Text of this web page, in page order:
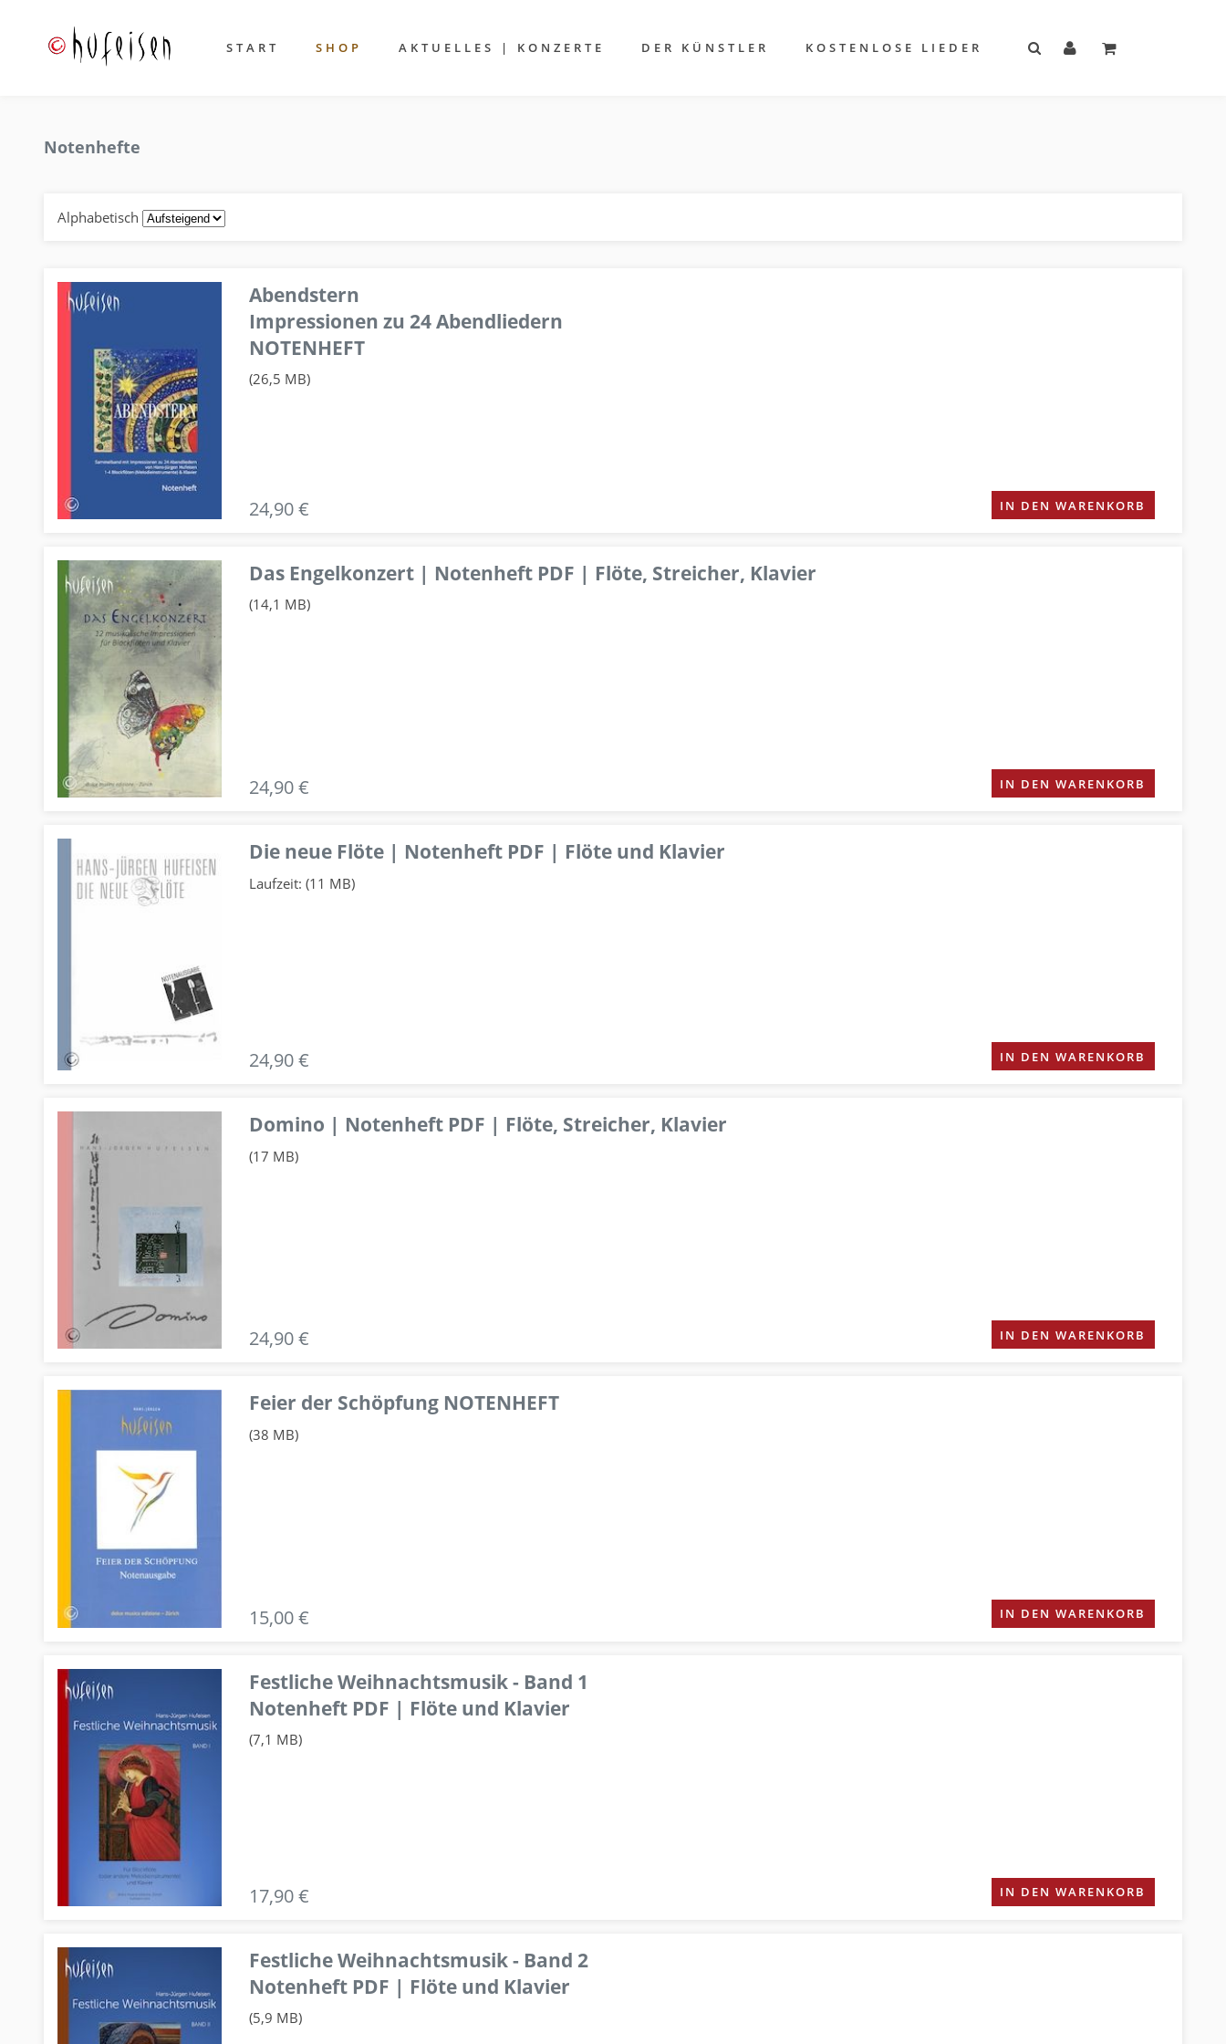
START SHOP AKTUELLES | KONZERTE DER KÜNSTLER KOSTENLOSE LIEDER
Notenhefte
Alphabetisch
Abendstern
Impressionen zu 24 Abendliedern
NOTENHEFT
(26,5 MB)
24,90 € IN DEN WARENKORB
Das Engelkonzert | Notenheft PDF | Flöte, Streicher, Klavier
(14,1 MB)
24,90 € IN DEN WARENKORB
Die neue Flöte | Notenheft PDF | Flöte und Klavier
Laufzeit: (11 MB)
24,90 € IN DEN WARENKORB
Domino | Notenheft PDF | Flöte, Streicher, Klavier
(17 MB)
24,90 € IN DEN WARENKORB
Feier der Schöpfung NOTENHEFT
(38 MB)
15,00 € IN DEN WARENKORB
Festliche Weihnachtsmusik - Band 1
Notenheft PDF | Flöte und Klavier
(7,1 MB)
17,90 € IN DEN WARENKORB
Festliche Weihnachtsmusik - Band 2
Notenheft PDF | Flöte und Klavier
(5,9 MB)